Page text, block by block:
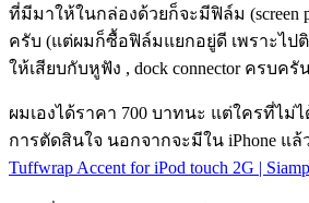
ที่มีมาให้ในกล่องด้วยก็จะมีฟิล์ม (screen
ครับ (แต่ผมก็ซื้อฟิล์มแยกอยู่ดี เพราะไป
ให้เสียบกับหูฟัง , dock connector ครบ
ผมเองได้ราคา 700 บาทนะ แต่ใครที่ไ
การตัดสินใจ นอกจากจะมีใน iPhone แล้
Tuffwrap Accent for iPod touch 2G |